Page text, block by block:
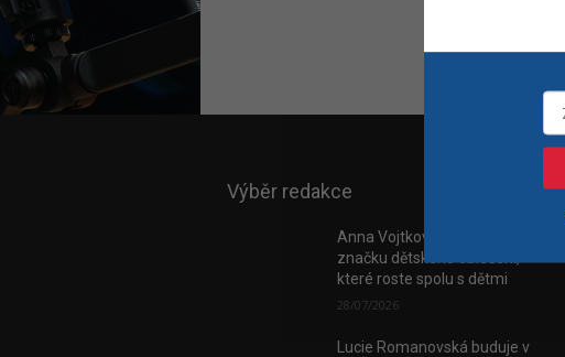
Výběr redakce
Anna Vojtková vybudovala
značku dětského oblečení,
které roste spolu s dětmi
28/07/2026
Lucie Romanovská buduje v